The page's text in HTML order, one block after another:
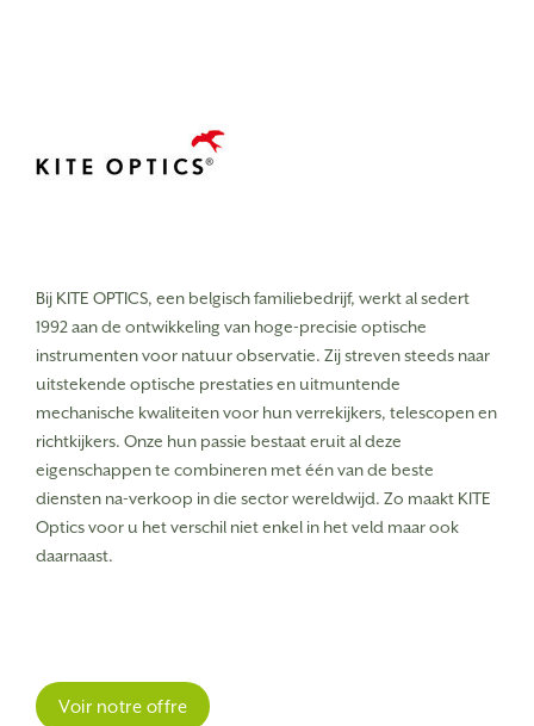
Bij KITE OPTICS, een belgisch familiebedrijf, werkt al sedert
1992 aan de ontwikkeling van hoge-precisie optische
instrumenten voor natuur observatie. Zij streven steeds naar
uitstekende optische prestaties en uitmuntende
mechanische kwaliteiten voor hun verrekijkers, telescopen en
richtkijkers. Onze hun passie bestaat eruit al deze
eigenschappen te combineren met één van de beste
diensten na-verkoop in die sector wereldwijd. Zo maakt KITE
Optics voor u het verschil niet enkel in het veld maar ook
daarnaast.
Voir notre offre